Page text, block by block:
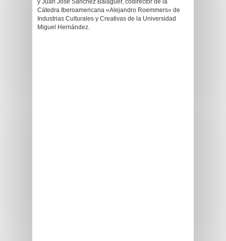
y Juan José Sánchez Balaguer, codirector de la
Cátedra Iberoamericana «Alejandro Roemmers» de
Industrias Culturales y Creativas de la Universidad
Miguel Hernández.